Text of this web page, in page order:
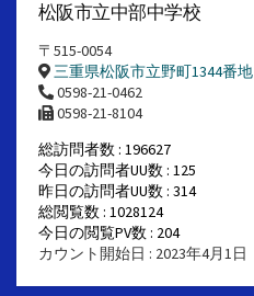
松阪市立中部中学校
〒515-0054
三重県松阪市立野町1344番地
0598-21-0462
0598-21-8104
総訪問者数 : 196627
今日の訪問者UU数 : 125
昨日の訪問者UU数 : 314
総閲覧数 : 1028124
今日の閲覧PV数 : 204
カウント開始日 : 2023年4月1日